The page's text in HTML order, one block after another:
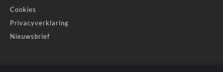
Cookies
Privacyverklaring
Nieuwsbrief